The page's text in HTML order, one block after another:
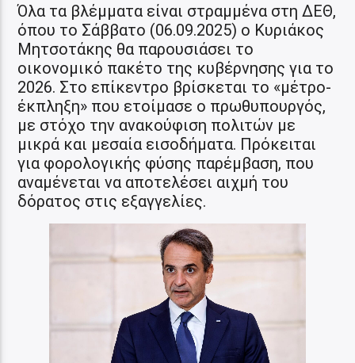
Όλα τα βλέμματα είναι στραμμένα στη ΔΕΘ,
όπου το Σάββατο (06.09.2025) ο Κυριάκος
Μητσοτάκης θα παρουσιάσει το
οικονομικό πακέτο της κυβέρνησης για το
2026. Στο επίκεντρο βρίσκεται το «μέτρο-
έκπληξη» που ετοίμασε ο πρωθυπουργός,
με στόχο την ανακούφιση πολιτών με
μικρά και μεσαία εισοδήματα. Πρόκειται
για φορολογικής φύσης παρέμβαση, που
αναμένεται να αποτελέσει αιχμή του
δόρατος στις εξαγγελίες.